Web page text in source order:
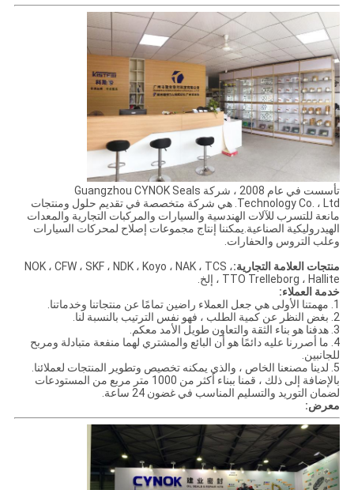
تأسست في عام 2008 ، شركة Guangzhou CYNOK Seals
Technology Co. ، Ltd. هي شركة متخصصة في تقديم حلول ومنتجات
مانعة للتسرب للآلات الهندسية والسيارات والمركبات التجارية والمعدات
الهيدروليكية الصناعية.يمكننا إنتاج مجموعات إصلاح لمحركات السيارات
وعلب التروس والحفارات.
منتجات العلامة التجارية:NOK ، CFW ، SKF ، NDK ، Koyo ، NAK ، TCS ،
TTO Trelleborg ، Hallite ، إلخ.
خدمة العملاء:
1. مهمتنا الأولى هي جعل العملاء راضين تمامًا عن منتجاتنا وخدماتنا.
2. بغض النظر عن كمية الطلب ، فهو نفس الترتيب بالنسبة لنا.
3. هدفنا هو بناء الثقة والتعاون طويل الأمد معكم.
4. ما أصررنا عليه دائمًا هو أن البائع والمشتري لهما منفعة متبادلة ومربح
للجانبين.
5. لدينا مصنعنا الخاص ، والذي يمكنه تخصيص وتطوير المنتجات لعملائنا.
بالإضافة إلى ذلك ، قمنا ببناء أكثر من 1000 متر مربع من المستودعات
لضمان التوريد والتسليم المناسب في غضون 24 ساعة.
معرض: